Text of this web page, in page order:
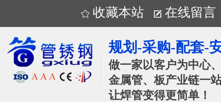
收藏本站 在线留言
规划-采购-配套-
做一家以客户为中心
金属管、板产业链一
让焊管变得更简单！